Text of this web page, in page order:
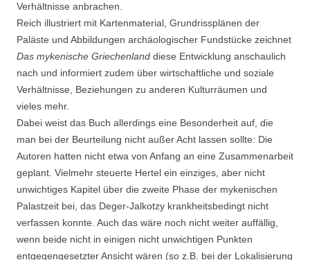
Verhältnisse anbrachen.
Reich illustriert mit Kartenmaterial, Grundrissplänen der
Paläste und Abbildungen archäologischer Fundstücke zeichnet
Das mykenische Griechenland diese Entwicklung anschaulich
nach und informiert zudem über wirtschaftliche und soziale
Verhältnisse, Beziehungen zu anderen Kulturräumen und
vieles mehr.
Dabei weist das Buch allerdings eine Besonderheit auf, die
man bei der Beurteilung nicht außer Acht lassen sollte: Die
Autoren hatten nicht etwa von Anfang an eine Zusammenarbeit
geplant. Vielmehr steuerte Hertel ein einziges, aber nicht
unwichtiges Kapitel über die zweite Phase der mykenischen
Palastzeit bei, das Deger-Jalkotzy krankheitsbedingt nicht
verfassen konnte. Auch das wäre noch nicht weiter auffällig,
wenn beide nicht in einigen nicht unwichtigen Punkten
entgegengesetzter Ansicht wären (so z.B. bei der Lokalisierung